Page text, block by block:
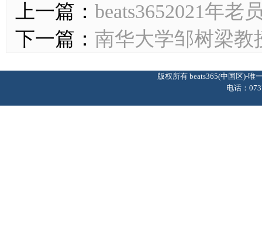
上一篇： beats3652021年
下一篇： 南华大学邹树梁教
版权所有 beats365(中国区)-
电话：